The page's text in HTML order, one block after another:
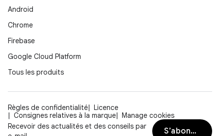
Android
Chrome
Firebase
Google Cloud Platform
Tous les produits
Règles de confidentialité
Licence
Consignes relatives à la marque
Manage cookies
Recevoir des actualités et des conseils par
S’abonner